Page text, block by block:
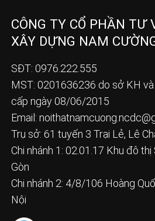
CÔNG TY CỔ PHẦN TƯ
XÂY DỰNG NAM
SĐT: 0976.222.555
MST: 0201636236 do sở KH
cấp ngày 08/06/2015
Email:
Trụ sở: 61 tuyến 3 Trại Lẻ, Lê
Chi nhánh 1: 02.01.17 Khu đô
Gòn
Chi nhánh 2: 4/8/106 Hoàng
Nội